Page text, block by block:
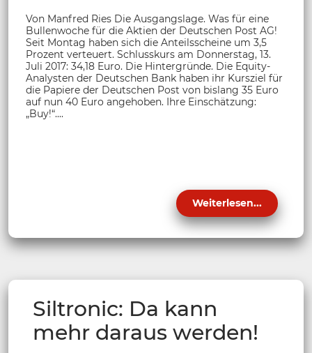
Von Manfred Ries Die Ausgangslage. Was für eine
Bullenwoche für die Aktien der Deutschen Post AG!
Seit Montag haben sich die Anteilsscheine um 3,5
Prozent verteuert. Schlusskurs am Donnerstag, 13.
Juli 2017: 34,18 Euro. Die Hintergründe. Die Equity-
Analysten der Deutschen Bank haben ihr Kursziel für
die Papiere der Deutschen Post von bislang 35 Euro
auf nun 40 Euro angehoben. Ihre Einschätzung:
„Buy!“....
Weiterlesen...
Siltronic: Da kann
mehr daraus werden!